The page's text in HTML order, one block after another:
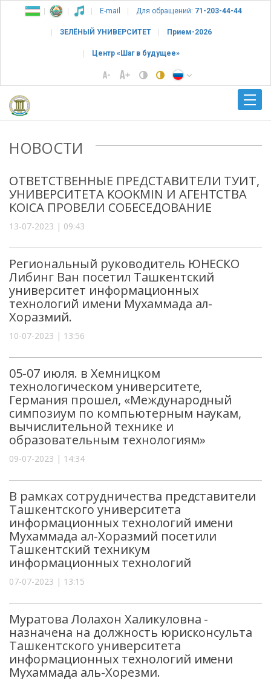
E-mail Для обращений: 71-203-44-44
ЗЕЛЁНЫЙ УНИВЕРСИТЕТ Прием-2026
Центр «Шаг в будущее»
НОВОСТИ
ОТВЕТСТВЕННЫЕ ПРЕДСТАВИТЕЛИ ТУИТ,
УНИВЕРСИТЕТА KOOKMIN И АГЕНТСТВА
KOICA ПРОВЕЛИ СОБЕСЕДОВАНИЕ
13-07-2023 | 09:43
Региональный руководитель ЮНЕСКО
Либинг Ван посетил Ташкентский
университет информационных
технологий имени Мухаммада ал-
Хоразмий.
10-07-2023 | 13:56
05-07 июля. в Хемницком
технологическом университете,
Германия прошел, «Международный
симпозиум по компьютерным наукам,
вычислительной технике и
образовательным технологиям»
09-07-2023 | 14:34
В рамках сотрудничества представители
Ташкентского университета
информационных технологий имени
Мухаммада ал-Хоразмий посетили
Ташкентский техникум
информационных технологий
07-07-2023 | 13:15
Муратова Лолахон Халикуловна -
назначена на должность юрисконсульта
Ташкентского университета
информационных технологий имени
Мухаммада аль-Хорезми.